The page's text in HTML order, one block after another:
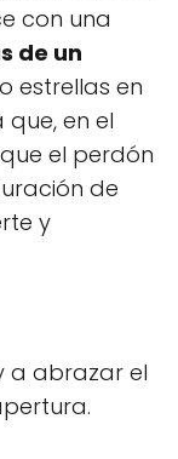
con una
de un
estrellas en
en el
el perdón
de
y
a abrazar el